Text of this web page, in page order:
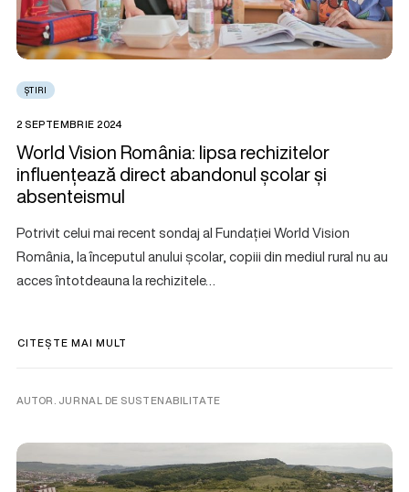
ȘTIRI
2 SEPTEMBRIE 2024
World Vision România: lipsa rechizitelor
influențează direct abandonul școlar și
absenteismul
Potrivit celui mai recent sondaj al Fundației World Vision
România, la începutul anului școlar, copiii din mediul rural nu au
acces întotdeauna la rechizitele…
CITEȘTE MAI MULT
AUTOR. JURNAL DE SUSTENABILITATE